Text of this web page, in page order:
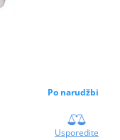
Po narudžbi
Usporedite